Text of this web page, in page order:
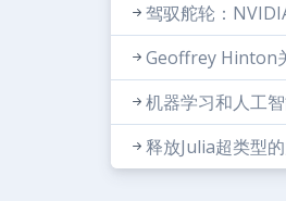
驾驭舵轮：
Geoffrey Hinton
机器学习和人工
释放Julia超类型